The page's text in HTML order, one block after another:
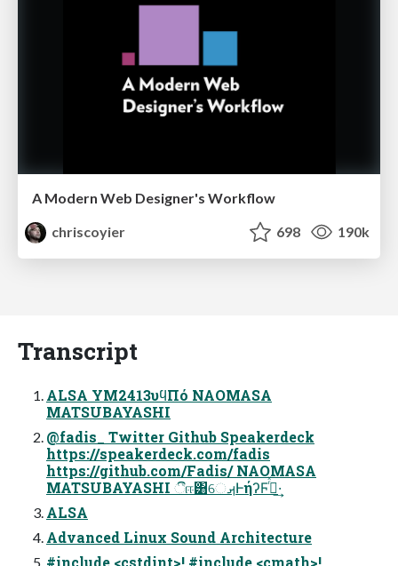
A Modern Web Designer's Workflow
chriscoyier
698 190k
Transcript
ALSA YM2413υϥΠό NAOMASA
MATSUBAYASHI
@fadis_ Twitter Github Speakerdeck
https://speakerdeck.com/fadis
https://github.com/Fadis/ NAOMASA
MATSUBAYASHI ීஈ͸େࡕͰήʔϜ࡞ͬͯ·͢
ALSA
Advanced Linux Sound Architecture
#include <cstdint>! #include <cmath>!